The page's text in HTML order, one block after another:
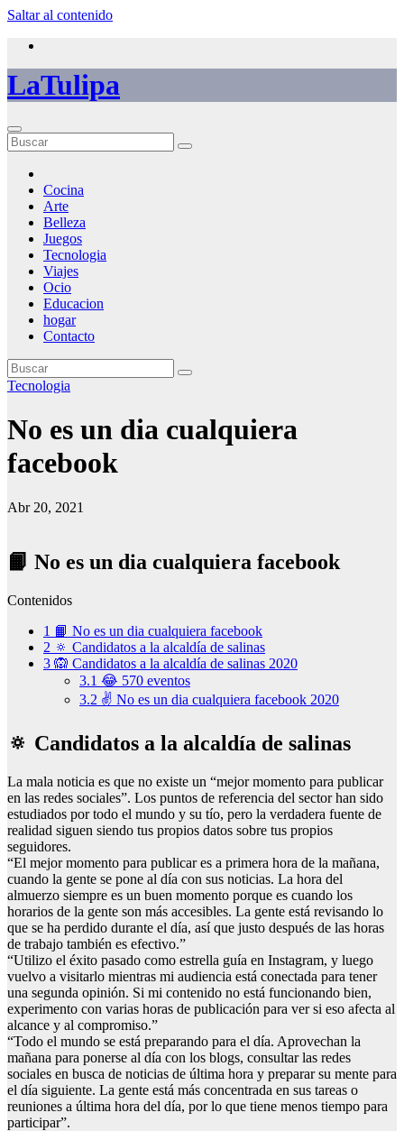
Saltar al contenido
LaTulipa
Cocina
Arte
Belleza
Juegos
Tecnologia
Viajes
Ocio
Educacion
hogar
Contacto
Tecnologia
No es un dia cualquiera
facebook
Abr 20, 2021
📙 No es un dia cualquiera facebook
Contenidos
1 📙 No es un dia cualquiera facebook
2 🔅 Candidatos a la alcaldía de salinas
3 🙉 Candidatos a la alcaldía de salinas 2020
3.1 😂 570 eventos
3.2 ✌️ No es un dia cualquiera facebook 2020
🔅 Candidatos a la alcaldía de salinas
La mala noticia es que no existe un “mejor momento para publicar
en las redes sociales”. Los puntos de referencia del sector han sido
estudiados por todo el mundo y su tío, pero la verdadera fuente de
realidad siguen siendo tus propios datos sobre tus propios
seguidores.
“El mejor momento para publicar es a primera hora de la mañana,
cuando la gente se pone al día con sus noticias. La hora del
almuerzo siempre es un buen momento porque es cuando los
horarios de la gente son más accesibles. La gente está revisando lo
que se ha perdido durante el día, así que justo después de las horas
de trabajo también es efectivo.”
“Utilizo el éxito pasado como estrella guía en Instagram, y luego
vuelvo a visitarlo mientras mi audiencia está conectada para tener
una segunda opinión. Si mi contenido no está funcionando bien,
experimento con varias horas de publicación para ver si eso afecta al
alcance y al compromiso.”
“Todo el mundo se está preparando para el día. Aprovechan la
mañana para ponerse al día con los blogs, consultar las redes
sociales en busca de noticias de última hora y preparar su mente para
el día siguiente. La gente está más concentrada en sus tareas o
reuniones a última hora del día, por lo que tiene menos tiempo para
participar”.